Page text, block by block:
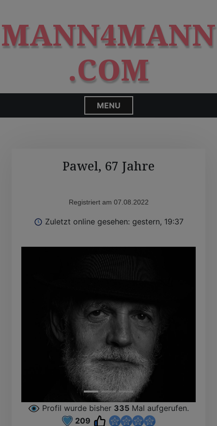
i
p
o
c
n
t
MANN4MANN
.COM
MENU
Pawel, 67 Jahre
Registriert am 07.08.2022
Zuletzt online gesehen: gestern, 19:37
Profil wurde bisher 335 Mal aufgerufen.
209